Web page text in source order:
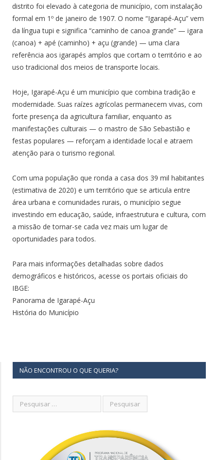
distrito foi elevado à categoria de município, com instalação
formal em 1º de janeiro de 1907. O nome “Igarapé-Açu” vem
da língua tupi e significa “caminho de canoa grande” — igara
(canoa) + apé (caminho) + açu (grande) — uma clara
referência aos igarapés amplos que cortam o território e ao
uso tradicional dos meios de transporte locais.
Hoje, Igarapé-Açu é um município que combina tradição e
modernidade. Suas raízes agrícolas permanecem vivas, com
forte presença da agricultura familiar, enquanto as
manifestações culturais — o mastro de São Sebastião e
festas populares — reforçam a identidade local e atraem
atenção para o turismo regional.
Com uma população que ronda a casa dos 39 mil habitantes
(estimativa de 2020) e um território que se articula entre
área urbana e comunidades rurais, o município segue
investindo em educação, saúde, infraestrutura e cultura, com
a missão de tornar-se cada vez mais um lugar de
oportunidades para todos.
Para mais informações detalhadas sobre dados
demográficos e históricos, acesse os portais oficiais do
IBGE:
Panorama de Igarapé-Açu
História do Município
NÃO ENCONTROU O QUE QUERIA?